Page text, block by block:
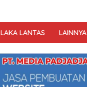
LAKA LANTAS LAINNYA